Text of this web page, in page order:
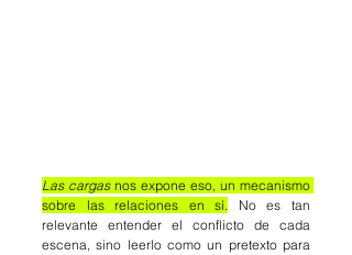
Las cargas nos expone eso, un mecanismo
sobre las relaciones en sí. No es tan
relevante entender el conflicto de cada
escena, sino leerlo como un pretexto para